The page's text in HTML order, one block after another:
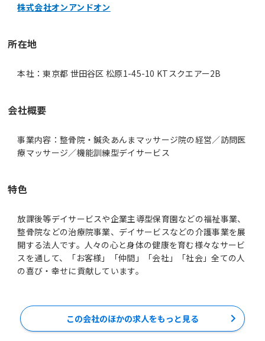
株式会社オンアンドオン
所在地
本社：東京都 世田谷区 松原1-45-10 KTスクエアー2B
会社概要
事業内容：整骨院・鍼灸あんまマッサージ院の経営／訪問医
特色
放課後等デイサービスや企業主導型保育園などの福祉事業、
整骨院などの治療院事業、デイサービスなどの介護事業を展
開する法人です。人々の心と身体の健康を育む様々なサービ
スを通して、「お客様」「仲間」「会社」「社会」全ての人
この会社のほかの求人をもっと見る